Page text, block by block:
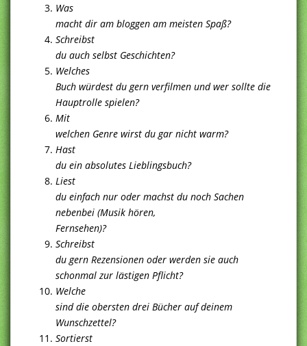
Was
macht dir am bloggen am meisten Spaß?
Schreibst
du auch selbst Geschichten?
Welches
Buch würdest du gern verfilmen und wer sollte die
Hauptrolle spielen?
Mit
welchen Genre wirst du gar nicht warm?
Hast
du ein absolutes Lieblingsbuch?
Liest
du einfach nur oder machst du noch Sachen
nebenbei (Musik hören,
Fernsehen)?
Schreibst
du gern Rezensionen oder werden sie auch
schonmal zur lästigen Pflicht?
Welche
sind die obersten drei Bücher auf deinem
Wunschzettel?
Sortierst